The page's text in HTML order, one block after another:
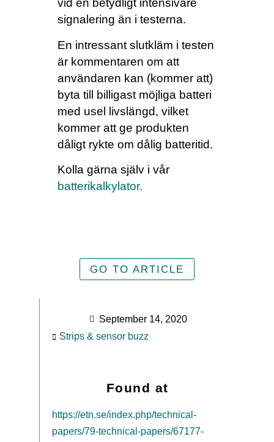
vid en betydligt intensivare
signalering än i testerna.
En intressant slutkläm i testen
är kommentaren om att
användaren kan (kommer att)
byta till billigast möjliga batteri
med usel livslängd, vilket
kommer att ge produkten
dåligt rykte om dålig batteritid.
Kolla gärna själv i vår
batterikalkylator.
GO TO ARTICLE
September 14, 2020
Strips & sensor buzz
Found at
https://etn.se/index.php/technical-
papers/79-technical-papers/67177-